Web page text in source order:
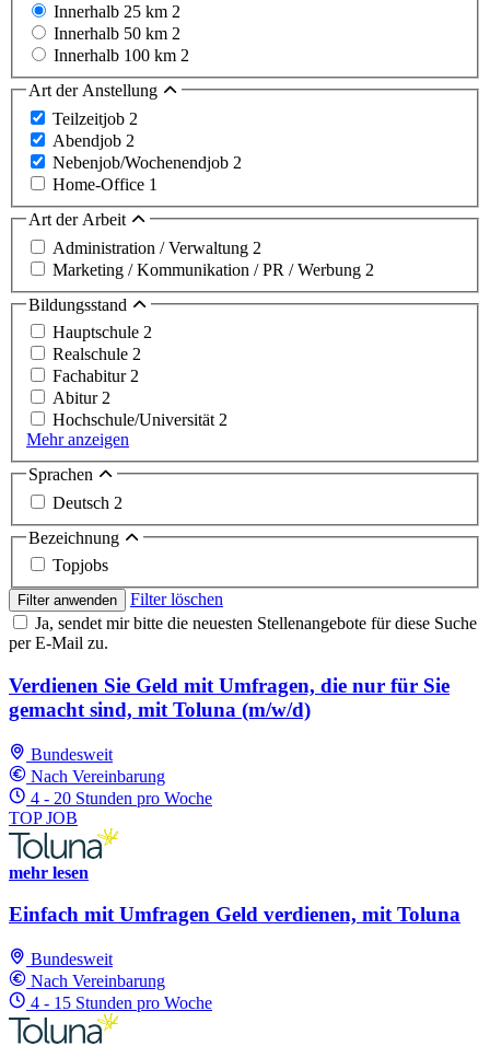
Innerhalb 25 km 2
Innerhalb 50 km 2
Innerhalb 100 km 2
Art der Anstellung
Teilzeitjob 2
Abendjob 2
Nebenjob/Wochenendjob 2
Home-Office 1
Art der Arbeit
Administration / Verwaltung 2
Marketing / Kommunikation / PR / Werbung 2
Bildungsstand
Hauptschule 2
Realschule 2
Fachabitur 2
Abitur 2
Hochschule/Universität 2
Mehr anzeigen
Sprachen
Deutsch 2
Bezeichnung
Topjobs
Filter anwenden
Filter löschen
Ja, sendet mir bitte die neuesten Stellenangebote für diese Suche
per E-Mail zu.
Verdienen Sie Geld mit Umfragen, die nur für Sie
gemacht sind, mit Toluna (m/w/d)
Bundesweit
Nach Vereinbarung
4 - 20 Stunden pro Woche
TOP JOB
mehr lesen
Einfach mit Umfragen Geld verdienen, mit Toluna
Bundesweit
Nach Vereinbarung
4 - 15 Stunden pro Woche